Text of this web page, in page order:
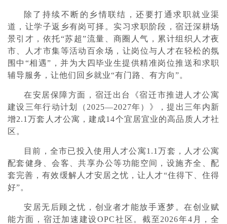
除了持续不断的乡情联结，还要打通求职就业渠
道，让学子返乡有岗可择。实习求职阶段，宿迁深耕场
景引才，依托“苏超”流量、商圈人气，累计组织人才夜
市、人才市集等活动百余场，让岗位与人才在轻松的氛
围中“相遇”，并为大四毕业生提供精准岗位推送和求职
辅导服务，让他们回乡就业“有门路、有方向”。
在安居保障方面，宿迁出台《宿迁市推进人才公寓
建设三年行动计划（2025—2027年）》，提出三年内新
增2.1万套人才公寓，建成14个宜居宜业的高品质人才社
区。
目前，全市已投入使用人才公寓1.1万套，人才公寓
配套健身、会客、共享办公等功能空间，设施齐全、配
套完善，有效缓解人才安居之忧，让人才“住得下、住得
好”。
安居无后顾之忧，创业者才能放手逐梦。在创业赋
能方面，宿迁加速建设OPC社区。截至2026年4月，全